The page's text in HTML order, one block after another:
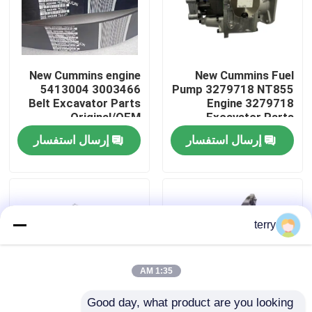
جولة في المعمل
ضبط الجودة
اتصل بنا
طلب اقتباس
قطع غيار الكمون
New Cummins Fuel
Pump 3279718 NT855
Engine 3279718
Excavator Parts
Original/OEM
إرسال استفسار
New Cummins engine
5413004 3003466
Belt Excavator Parts
Original/OEM
إرسال استفسار
terry
1:35 AM
Good day, what product are you looking